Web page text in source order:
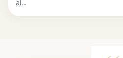
al...